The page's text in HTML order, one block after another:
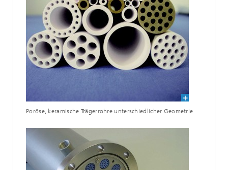
Poröse, keramische Trägerrohre unterschiedlicher Geometrie